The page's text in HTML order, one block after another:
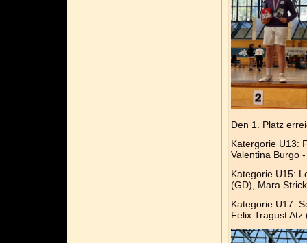
Den 1. Platz
Katergorie U13:
Valentina Burgo
Kategorie U15:
(GD), Mara
Kategorie U17:
Felix Tragust